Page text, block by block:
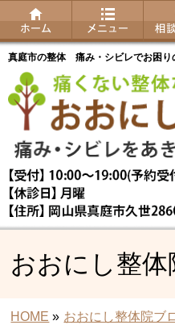
真庭市の整体 痛み・シビレでお困り
おおにし整
HOME » おおにし整体院ブ